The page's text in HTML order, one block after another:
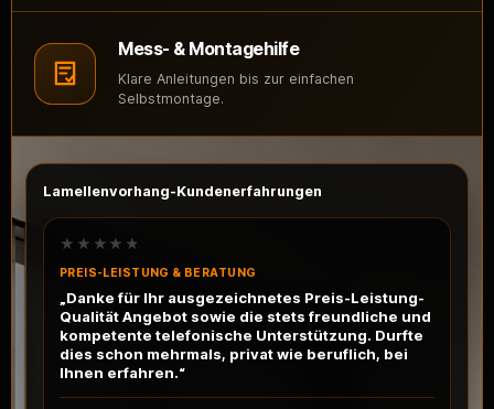
Mess- & Montagehilfe
Klare Anleitungen bis zur einfachen
Selbstmontage.
Lamellenvorhang-Kundenerfahrungen
★★★★★
PREIS-LEISTUNG & BERATUNG
„Danke für Ihr ausgezeichnetes Preis-Leistung-
Qualität Angebot sowie die stets freundliche und
kompetente telefonische Unterstützung. Durfte
dies schon mehrmals, privat wie beruflich, bei
Ihnen erfahren.“